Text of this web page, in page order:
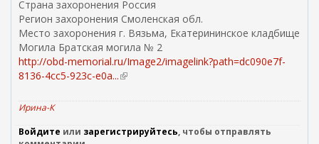
с
с
ы
л
к
а
Страна захоронения Россия
Регион захоронения Смоленская обл.
Место захоронения г. Вязьма, Екатерининское кладбище
Могила Братская могила № 2
http://obd-memorial.ru/Image2/imagelink?path=dc090e7f-
8136-4cc5-923c-e0a...(
н
ш
Ирина-К
Войдите или зарегистрируйтесь, чтобы отправлять